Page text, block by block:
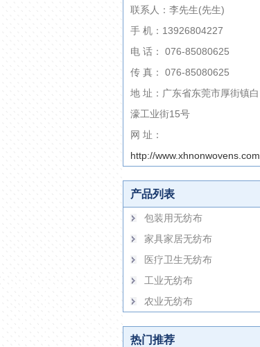
联系人：李先生(先生)
手 机：13926804227
电 话： 076-85080625
传 真： 076-85080625
地 址：广东省东莞市厚街镇白
濠工业街15号
网 址：
http://www.xhnonwovens.com
产品列表
包装用无纺布
家具家居无纺布
医疗卫生无纺布
工业无纺布
农业无纺布
热门推荐